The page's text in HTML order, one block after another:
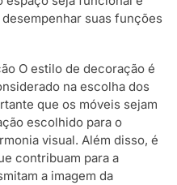
suas funções
O estilo de decoração é
na escolha dos
que os móveis sejam
escolhido para o
visual. Além disso, é
contribuam para a
a imagem da